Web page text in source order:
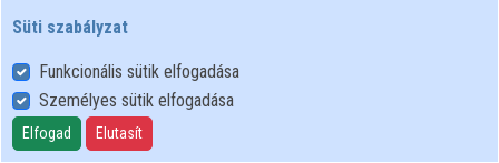
Europe and the Conservative Cause
Süti szabályzat
Funkcionális sütik elfogadása
Személyes sütik elfogadása
Elfogad Elutasít